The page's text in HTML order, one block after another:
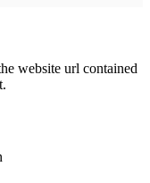
website url contained